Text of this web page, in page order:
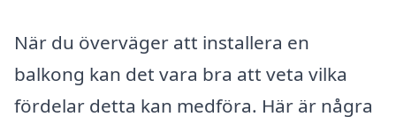
När du överväger att installera en
balkong kan det vara bra att veta vilka
fördelar detta kan medföra. Här är några